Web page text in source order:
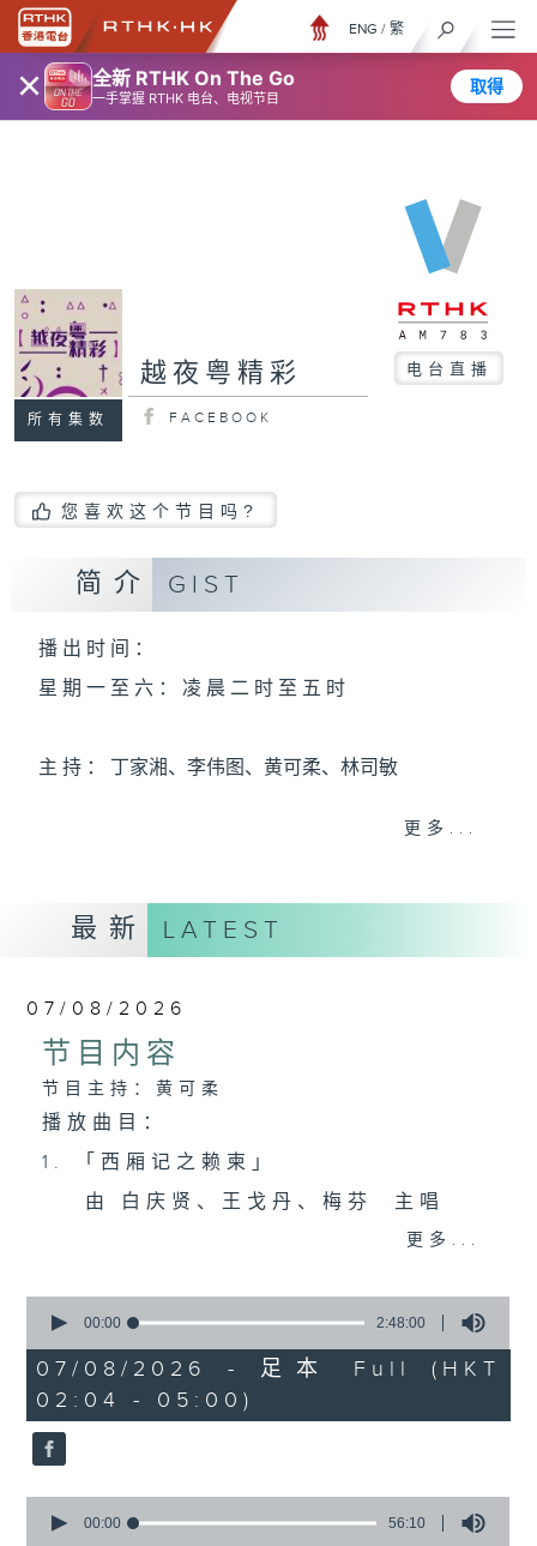
× 全新 RTHK On The Go
一手掌握 RTHK 电台、电视节目
取得
ENG / 繁
所有集数
越夜粤精彩 电台直播
FACEBOOK
您喜欢这个节目吗?
简介 GIST
播 出 时 间 ：
星 期 一 至 六 ： 凌 晨 二 时 至 五 时
主 持 ： 丁家湘、李伟图、黄可柔、林司敏
务求令每一个晚上越夜「粤」精彩。
更多...
最新 LATEST
07/08/2026
节目内容
节目主持：黄可柔
播放曲目：
1. 「西厢记之赖柬」
由 白庆贤、王戈丹、梅芬 主唱
由 白杨 主唱
3. 「风流大侠」
由 靳永棠、梁玉卿 主唱
4. 「人隔万重山」
更多...
seconds
2
hours,
48
minutes,
0
seconds
00:00 2:48:00
07/08/2026 - 足本 Full (HKT
02:04 - 05:00)
seconds
00:00 56:10